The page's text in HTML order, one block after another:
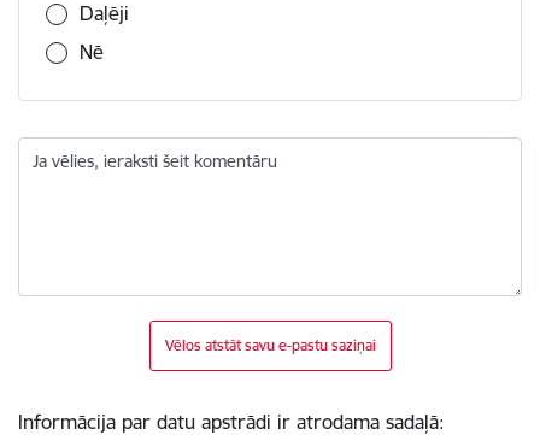
Daļēji
Nē
Ja vēlies, ieraksti šeit komentāru
Vēlos atstāt savu e-pastu saziņai
Informācija par datu apstrādi ir atrodama sadaļā: